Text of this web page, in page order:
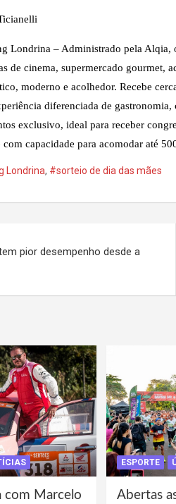
Londrina – Administrado pela
de cinema, supermercado gourmet,
moderno e acolhedor. Recebe
diferenciada de
exclusivo, ideal para receber
capacidade para acomodar até
Londrina, #sorteio de dia das mães
pior desempenho desde a
com Marcelo
ESPORTE
Abertas